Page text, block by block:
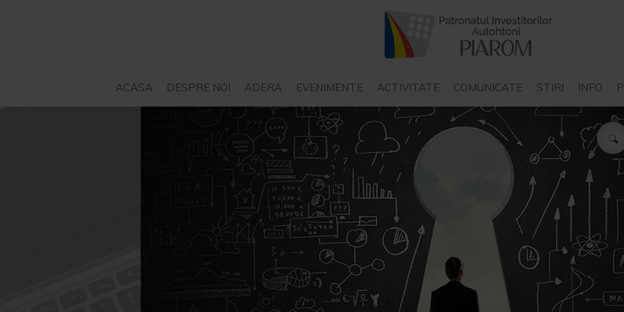
ACASA DESPRE NOI
SERVICII – CONSILIERE
ADERA EVENIMENTE ACTIVITATE COMUNICATE
COMUNICATE PIAROM
COMUNICATE ALE ALTOR
ORGANIZATII
COMUNICATE ALE
INSTITUTIILOR DE STAT
STIRI
STIRI
STIRI
INFO